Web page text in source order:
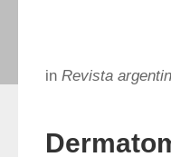
in Revista